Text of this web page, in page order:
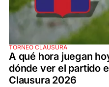
TORNEO CLAUSURA
A qué hora juegan
dónde ver el partido
Clausura 2026